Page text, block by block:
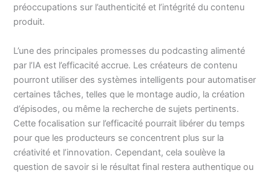
préoccupations sur l’authenticité et l’intégrité du contenu
produit.
L’une des principales promesses du podcasting alimenté
par l’IA est l’efficacité accrue. Les créateurs de contenu
pourront utiliser des systèmes intelligents pour automatiser
certaines tâches, telles que le montage audio, la création
d’épisodes, ou même la recherche de sujets pertinents.
Cette focalisation sur l’efficacité pourrait libérer du temps
pour que les producteurs se concentrent plus sur la
créativité et l’innovation. Cependant, cela soulève la
question de savoir si le résultat final restera authentique ou